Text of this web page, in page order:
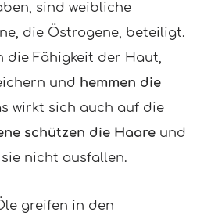
sind weibliche
die Östrogene, beteiligt.
die Fähigkeit der Haut,
und hemmen die
wirkt sich auch auf die
schützen die Haare und
nicht ausfallen.
greifen in den